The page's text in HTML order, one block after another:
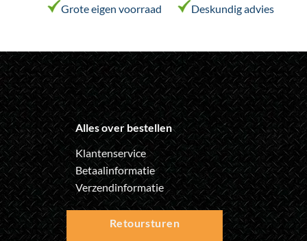
de
productpagina
de
productpagina
Grote eigen voorraad Deskundig advies
Alles over bestellen
Klantenservice
Betaalinformatie
Verzendinformatie
Retoursturen